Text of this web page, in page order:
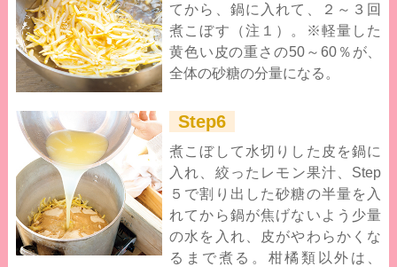
てから、鍋に入れて、２～３回
煮こぼす（注１）。※軽量した
黄色い皮の重さの50～60％が、
全体の砂糖の分量になる。
Step6
煮こぼして水切りした皮を鍋に
入れ、絞ったレモン果汁、Step
５で割り出した砂糖の半量を入
れてから鍋が焦げないよう少量
の水を入れ、皮がやわらかくな
るまで煮る。柑橘類以外は、